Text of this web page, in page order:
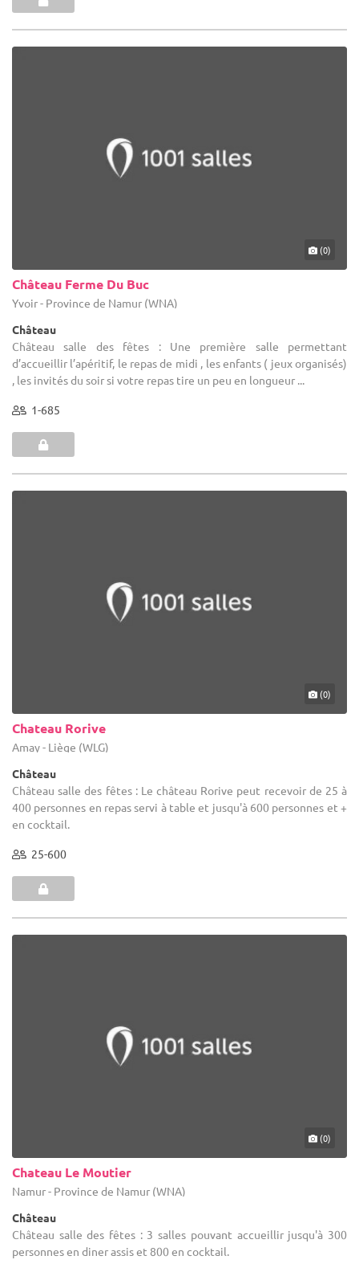
(0)
Château Ferme Du Buc
Yvoir - Province de Namur (WNA)
Château
Château salle des fêtes : Une première salle permettant
d’accueillir l’apéritif, le repas de midi , les enfants ( jeux organisés)
, les invités du soir si votre repas tire un peu en longueur ...
1-685
(0)
Chateau Rorive
Amay - Liège (WLG)
Château
Château salle des fêtes : Le château Rorive peut recevoir de 25 à
400 personnes en repas servi à table et jusqu'à 600 personnes et +
en cocktail.
25-600
(0)
Chateau Le Moutier
Namur - Province de Namur (WNA)
Château
Château salle des fêtes : 3 salles pouvant accueillir jusqu'à 300
personnes en diner assis et 800 en cocktail.